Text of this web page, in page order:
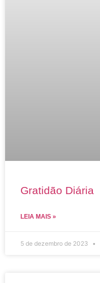
Gratidão Diária
LEIA MAIS »
5 de dezembro de 2023